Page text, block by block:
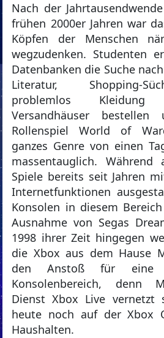
Nach der
frühen 2000er Jahren war
Köpfen der Menschen
wegzudenken. Studenten
Datenbanken die Suche
Literatur, Shopping-
problemlos
Versandhäuser
Rollenspiel World of
ganzes Genre von einen
massentauglich.
Spiele bereits seit Jahren
Internetfunktionen
Konsolen in diesem
Ausnahme von Segas
1998 ihrer Zeit hingegen
die Xbox aus dem Hause
den Anstoß für eine
Konsolenbereich, denn
Dienst Xbox Live vernetzt
heute noch auf der Xbox
Haushalten.